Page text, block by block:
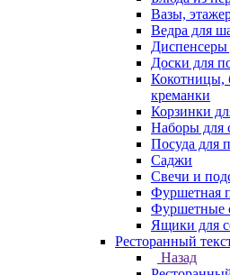
Вазы,
Ведра для
Доски для
Кокотницы,
креманки
Корзинки
Наборы для
Посуда для
Саджи
Свечи и
Фуршетная
Фуршетные
Ящики для
Ресторанный
Назад